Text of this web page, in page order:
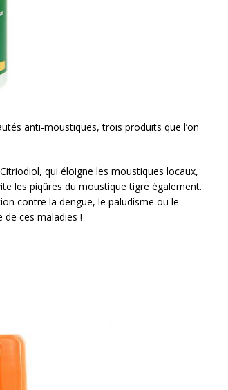
anti-moustiques, trois produits que l’on
qui éloigne les moustiques locaux,
les piqûres du moustique tigre également.
contre la dengue, le paludisme ou le
ces maladies !